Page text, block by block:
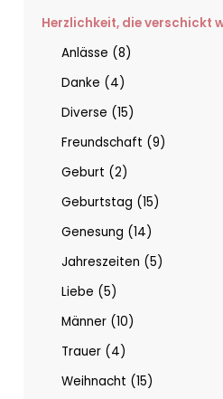
Herzlichkeit, die verschickt
Anlässe
8
Danke
4
Diverse
15
Freundschaft
9
Geburt
2
Geburtstag
15
Genesung
14
Jahreszeiten
5
Liebe
5
Männer 10
Trauer
4
Weihnacht
15